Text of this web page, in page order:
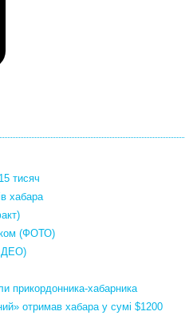
тисяч
хабара
(ФОТО)
прикордонника-хабарника
отримав хабара у сумі $1200